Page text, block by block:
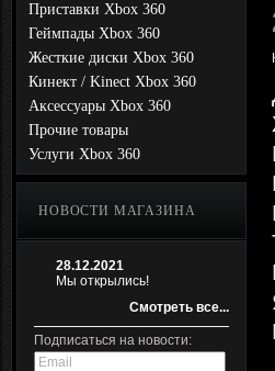
Приставки Xbox 360
Геймпады Xbox 360
Жесткие диски Xbox 360
Кинект / Kinect Xbox 360
Аксессуары Xbox 360
Прочие товары
Услуги Xbox 360
НОВОСТИ МАГАЗИНА
28.12.2021
Мы открылись!
Смотреть все...
Подписаться на новости: